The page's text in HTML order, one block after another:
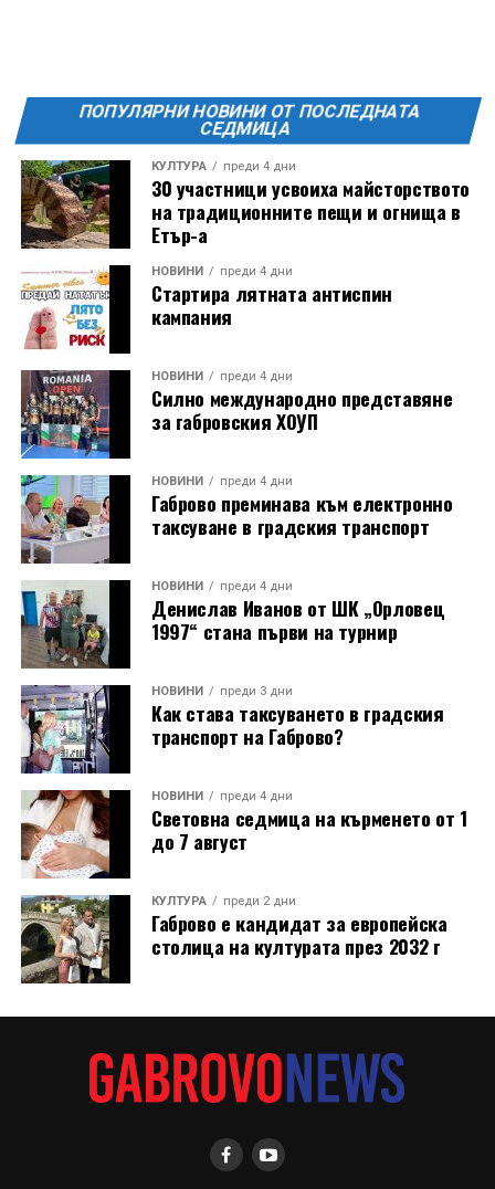
ПОПУЛЯРНИ НОВИНИ ОТ ПОСЛЕДНАТА
СЕДМИЦА
КУЛТУРА преди 4 дни
30 участници усвоиха майсторството
на традиционните пещи и огнища в
Етър-а
НОВИНИ преди 4 дни
Стартира лятната антиспин
кампания
НОВИНИ преди 4 дни
Силно международно представяне
за габровския ХОУП
НОВИНИ преди 4 дни
Габрово преминава към електронно
таксуване в градския транспорт
НОВИНИ преди 4 дни
Денислав Иванов от ШК „Орловец
1997“ стана първи на турнир
НОВИНИ преди 3 дни
Как става таксуването в градския
транспорт на Габрово?
НОВИНИ преди 4 дни
Световна седмица на кърменето от 1
до 7 август
КУЛТУРА преди 2 дни
Габрово е кандидат за европейска
столица на културата през 2032 г